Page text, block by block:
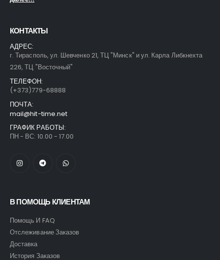
КОНТАКТЫ
АДРЕС:
г. Тирасполь, ул. Шевченко 21, ТЦ "Минск" и ул. Карла Либкнехта
226, ТЦ "Восточный"
ТЕЛЕФОН:
(+373)779-68888
ПОЧТА:
mail@hit-time.net
ГРАФИК РАБОТЫ:
ПН - ВС: 10.00 - 17.00
В ПОМОЩЬ КЛИЕНТАМ
Помощь И FAQ
Отслеживание Заказов
Доставка
История Заказов